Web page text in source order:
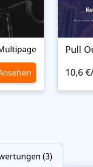
Pull
10,6
(3)